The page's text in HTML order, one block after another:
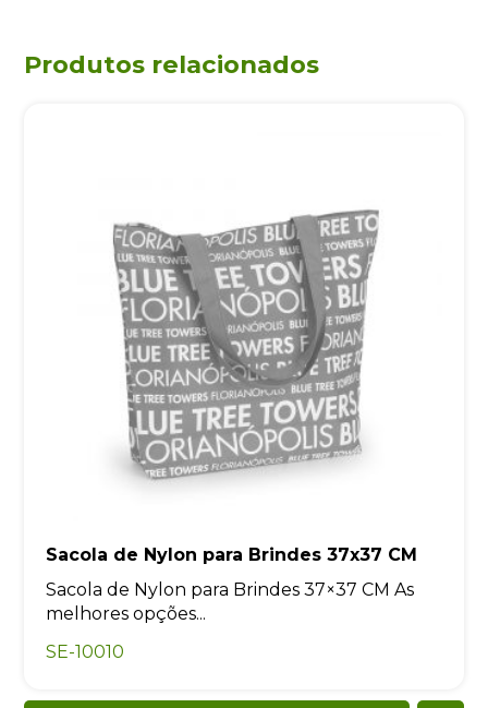
Produtos relacionados
Sacola de Nylon para Brindes 37x37 CM
Sacola de Nylon para Brindes 37×37 CM As
melhores opções...
SE-10010